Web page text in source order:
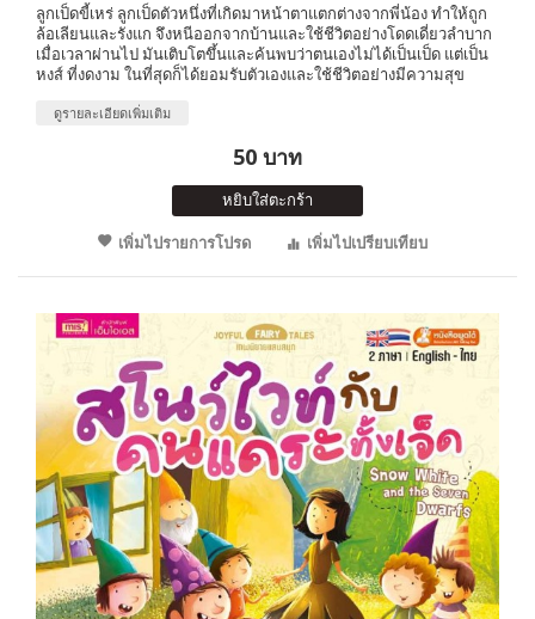
ลูกเป็ดขี้เหร่ ลูกเป็ดตัวหนึ่งที่เกิดมาหน้าตาแตกต่างจากพี่น้อง ทำให้ถูก
ล้อเลียนและรังแก จึงหนีออกจากบ้านและใช้ชีวิตอย่างโดดเดี่ยวลำบาก
เมื่อเวลาผ่านไป มันเติบโตขึ้นและค้นพบว่าตนเองไม่ได้เป็นเป็ด แต่เป็น
หงส์ ที่งดงาม ในที่สุดก็ได้ยอมรับตัวเองและใช้ชีวิตอย่างมีความสุข
ดูรายละเอียดเพิ่มเติม
50 บาท
หยิบใส่ตะกร้า
เพิ่มไปรายการโปรด
เพิ่มไปเปรียบเทียบ